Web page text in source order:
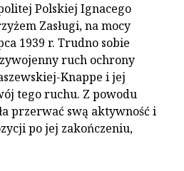
Polskiej Ignacego
Zasługi, na mocy
1939 r. Trudno sobie
ruch ochrony
Knappe i jej
tego ruchu. Z powodu
przerwać swą aktywność i
po jej zakończeniu,